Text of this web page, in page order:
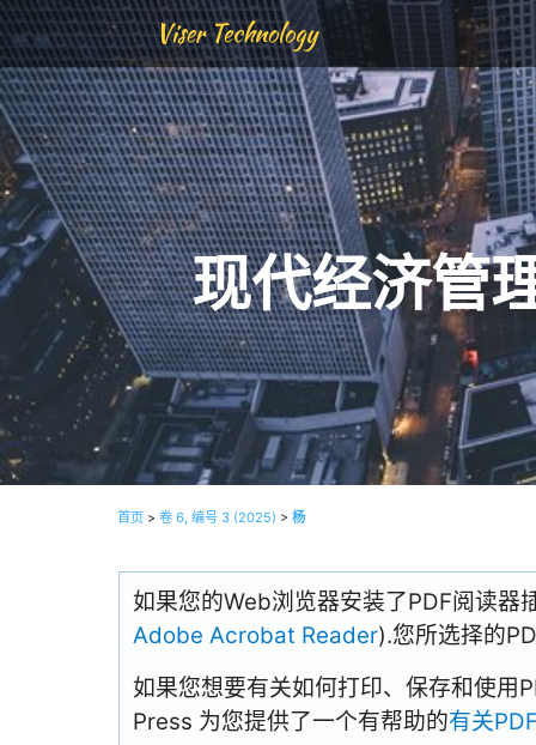
Viser Technology
现代经济管
首页 > 卷 6, 编号 3 (2025) > 杨
如果您的Web浏览器安装了PDF阅读器
Adobe Acrobat Reader).您所选择的
如果您想要有关如何打印、保存和使用
Press 为您提供了一个有帮助的有关